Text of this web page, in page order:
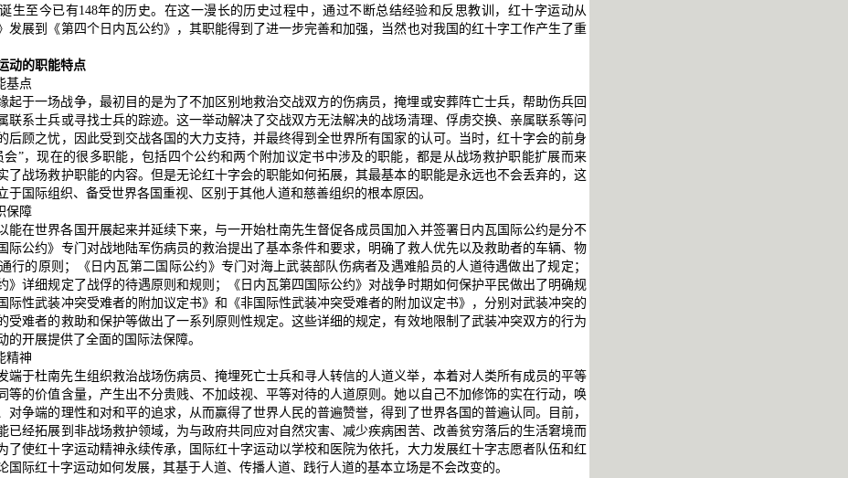
生至今已有148年的历史。在这一漫长的历史过程中，通过不断总结经验和反思教训，红十字运动从
发展到《第四个日内瓦公约》，其职能得到了进一步完善和加强，当然也对我国的红十字工作产生了重
动的职能特点
基点
起于一场战争，最初目的是为了不加区别地救治交战双方的伤病员，掩埋或安葬阵亡士兵，帮助伤兵回
联系士兵或寻找士兵的踪迹。这一举动解决了交战双方无法解决的战场清理、俘虏交换、亲属联系等问
后顾之忧，因此受到交战各国的大力支持，并最终得到全世界所有国家的认可。当时，红十字会的前身
会”，现在的很多职能，包括四个公约和两个附加议定书中涉及的职能，都是从战场救护职能扩展而来
了战场救护职能的内容。但是无论红十字会的职能如何拓展，其最基本的职能是永远也不会丢弃的，这
于国际组织、备受世界各国重视、区别于其他人道和慈善组织的根本原因。
保障
能在世界各国开展起来并延续下来，与一开始杜南先生督促各成员国加入并签署日内瓦国际公约是分不
际公约》专门对战地陆军伤病员的救治提出了基本条件和要求，明确了救人优先以及救助者的车辆、物
行的原则；《日内瓦第二国际公约》专门对海上武装部队伤病者及遇难船员的人道待遇做出了规定；
》详细规定了战俘的待遇原则和规则；《日内瓦第四国际公约》对战争时期如何保护平民做出了明确规
际性武装冲突受难者的附加议定书》和《非国际性武装冲突受难者的附加议定书》，分别对武装冲突的
受难者的救助和保护等做出了一系列原则性规定。这些详细的规定，有效地限制了武装冲突双方的行为
的开展提供了全面的国际法保障。
精神
端于杜南先生组织救治战场伤病员、掩埋死亡士兵和寻人转信的人道义举，本着对人类所有成员的平等
等的价值含量，产生出不分贵贱、不加歧视、平等对待的人道原则。她以自己不加修饰的实在行动，唤
对争端的理性和对和平的追求，从而赢得了世界人民的普遍赞誉，得到了世界各国的普遍认同。目前，
已经拓展到非战场救护领域，为与政府共同应对自然灾害、减少疾病困苦、改善贫穷落后的生活窘境而
了使红十字运动精神永续传承，国际红十字运动以学校和医院为依托，大力发展红十字志愿者队伍和红
国际红十字运动如何发展，其基于人道、传播人道、践行人道的基本立场是不会改变的。